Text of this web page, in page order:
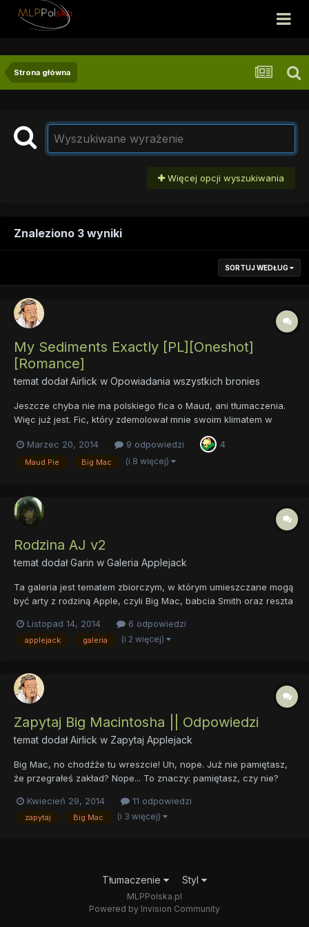
Strona główna
Więcej opcji wyszukiwania
Znaleziono 3 wyniki
SORTUJ WEDŁUG
My Sediments Exactly [PL][Oneshot]
[Romance]
temat dodałAirlick w Opowiadania wszystkich bronies
Jeszcze chyba nie ma polskiego fica o Maud, ani tłumaczenia.
Więc już jest. Fic, który zdemolował mnie swoim klimatem w
polskiej. Termin "best shipping" nabiera nowego znaczenia.
Oryginał Tłumaczenie
Marzec 20, 2014 9 odpowiedzi 4
Maud Pie Big Mac (i 8 więcej)
Rodzina AJ v2
temat dodałGarin w Galeria Applejack
Ta galeria jest tematem zbiorczym, w którym umieszczane mogą
być arty z rodziną Apple, czyli Big Mac, babcia Smith oraz reszta
Listopad 14, 2014
6 odpowiedzi
applejack galeria (i 2 więcej)
Zapytaj Big Macintosha || Odpowiedzi
temat dodałAirlick w Zapytaj Applejack
Big Mac, no chodźże tu wreszcie! Uh, nope. Już nie pamiętasz,
że przegrałeś zakład? Nope... To znaczy: pamiętasz, czy nie?
będziesz mógł odpowiedzieć na wszystkie pytania tych...
człowieków... jednym słowem? Eee... yup? Oh,...
Kwiecień 29, 2014 11 odpowiedzi
zapytaj Big Mac (i 3 więcej)
Tłumaczenie Styl
MLPPolska.pl
Powered by Invision Community